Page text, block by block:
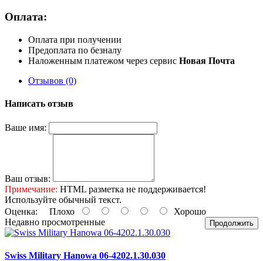
Оплата:
Оплата при получении
Предоплата по безналу
Наложенным платежом через сервис Новая Почта
Отзывов (0)
Написать отзыв
Ваше имя:
Ваш отзыв:
Примечание: HTML разметка не поддерживается!
Используйте обычный текст.
Оценка: Плохо Хорошо
Продолжить
Недавно просмотренные
Swiss Military Hanowa 06-4202.1.30.030